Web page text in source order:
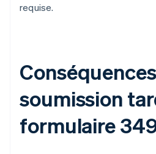
requise.
soumission
formulaire